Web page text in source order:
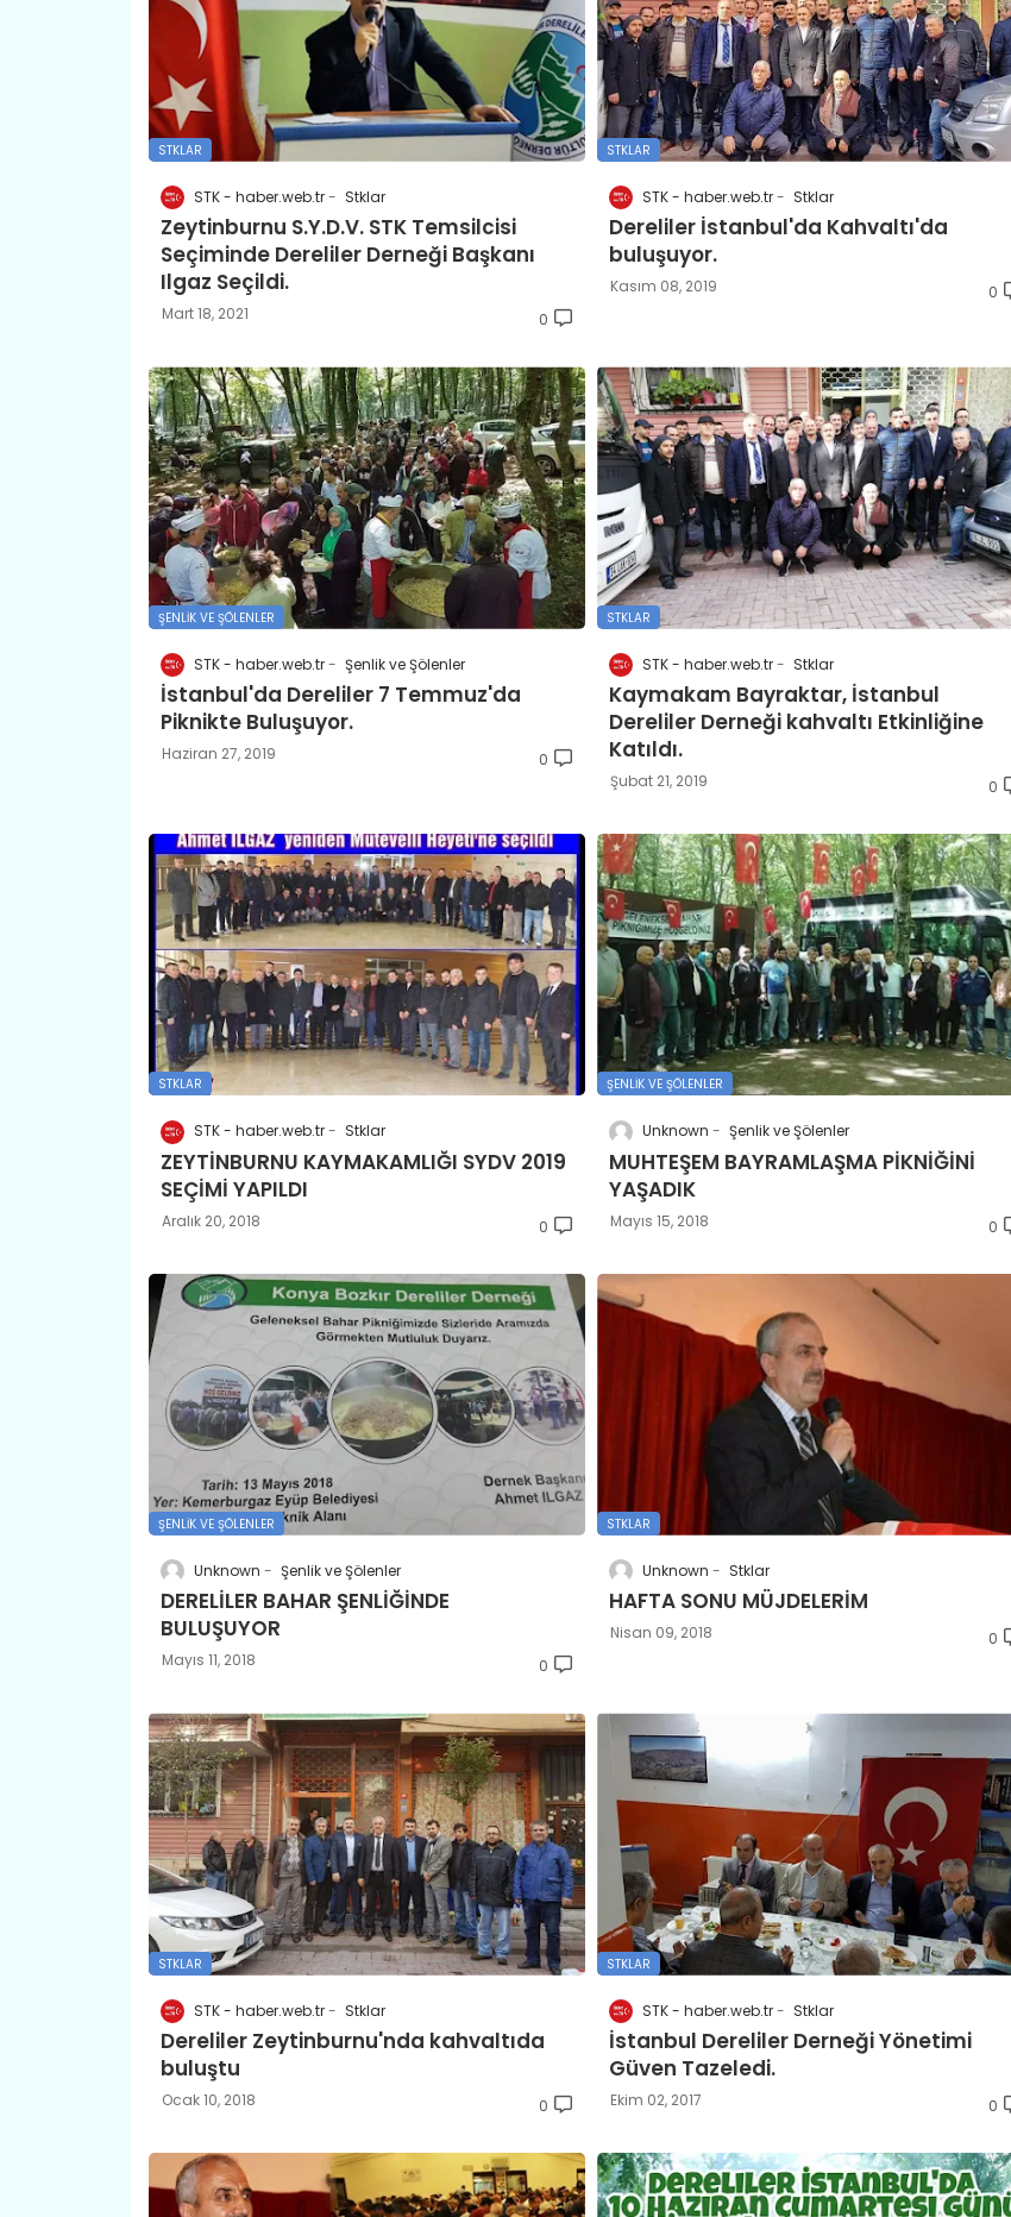
STKLAR
STK - haber.web.tr Stklar
Zeytinburnu S.Y.D.V. STK Temsilcisi
Seçiminde Dereliler Derneği Başkanı
Ilgaz Seçildi.
Mart 18, 2021 0
STKLAR
STK - haber.web.tr Stklar
Dereliler İstanbul'da Kahvaltı'da
buluşuyor.
Kasım 08, 2019 0
ŞENLIK VE ŞÖLENLER
STK - haber.web.tr Şenlik ve Şölenler
İstanbul'da Dereliler 7 Temmuz'da
Piknikte Buluşuyor.
Haziran 27, 2019 0
STKLAR
STK - haber.web.tr Stklar
Kaymakam Bayraktar, İstanbul
Dereliler Derneği kahvaltı Etkinliğine
Katıldı.
Şubat 21, 2019 0
STKLAR
STK - haber.web.tr Stklar
ZEYTİNBURNU KAYMAKAMLIĞI SYDV 2019
SEÇİMİ YAPILDI
Aralık 20, 2018 0
ŞENLIK VE ŞÖLENLER
Unknown Şenlik ve Şölenler
MUHTEŞEM BAYRAMLAŞMA PİKNİĞİNİ
YAŞADIK
Mayıs 15, 2018 0
ŞENLIK VE ŞÖLENLER
Unknown Şenlik ve Şölenler
DERELİLER BAHAR ŞENLİĞİNDE
BULUŞUYOR
Mayıs 11, 2018 0
STKLAR
Unknown Stklar
HAFTA SONU MÜJDELERİM
Nisan 09, 2018 0
STKLAR
STK - haber.web.tr Stklar
Dereliler Zeytinburnu'nda kahvaltıda
buluştu
Ocak 10, 2018 0
STKLAR
STK - haber.web.tr Stklar
İstanbul Dereliler Derneği Yönetimi
Güven Tazeledi.
Ekim 02, 2017 0